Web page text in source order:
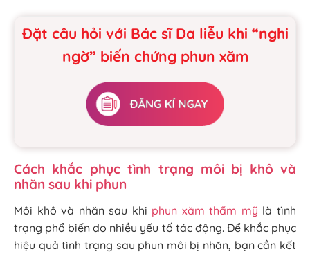
Đặt câu hỏi với Bác sĩ Da liễu khi “nghi
ngờ” biến chứng phun xăm
Cách khắc phục tình trạng môi bị khô và
nhăn sau khi phun
Môi khô và nhăn sau khi phun xăm thẩm mỹ là tình
trạng phổ biến do nhiều yếu tố tác động. Để khắc phục
hiệu quả tình trạng sau phun môi bị nhăn, bạn cần kết